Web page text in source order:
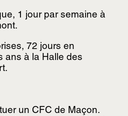
1 jour par semaine à
72 jours en
ans à la Halle des
un CFC de Maçon.